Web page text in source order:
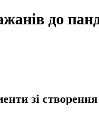
до
зі